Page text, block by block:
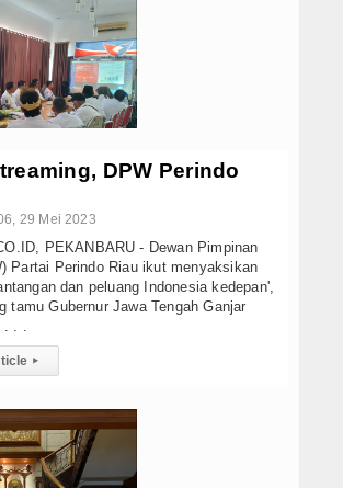
DPW Perindo
29 Mei 2023
PEKANBARU - Dewan Pimpinan
Partai Perindo Riau ikut menyaksikan
dan peluang Indonesia kedepan',
tamu Gubernur Jawa Tengah Ganjar
. .
▸